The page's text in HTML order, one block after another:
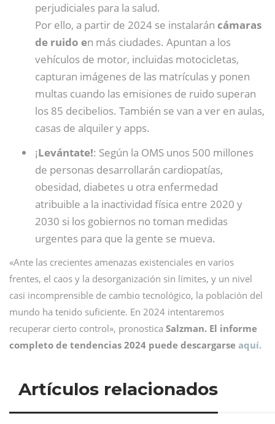
perjudiciales para la salud.
Por ello, a partir de 2024 se instalarán cámaras
de ruido en más ciudades. Apuntan a los
vehículos de motor, incluidas motocicletas,
capturan imágenes de las matrículas y ponen
multas cuando las emisiones de ruido superan
los 85 decibelios. También se van a ver en aulas,
casas de alquiler y apps.
¡Levántate!: Según la OMS unos 500 millones
de personas desarrollarán cardiopatías,
obesidad, diabetes u otra enfermedad
atribuible a la inactividad física entre 2020 y
2030 si los gobiernos no toman medidas
urgentes para que la gente se mueva.
«Ante las crecientes amenazas existenciales en varios
frentes, el caos y la desorganización sin límites, y un nivel
casi incomprensible de cambio tecnológico, la población del
mundo ha tenido suficiente. En 2024 intentaremos
recuperar cierto control», pronostica Salzman. El informe
completo de tendencias 2024 puede descargarse aquí.
Artículos relacionados